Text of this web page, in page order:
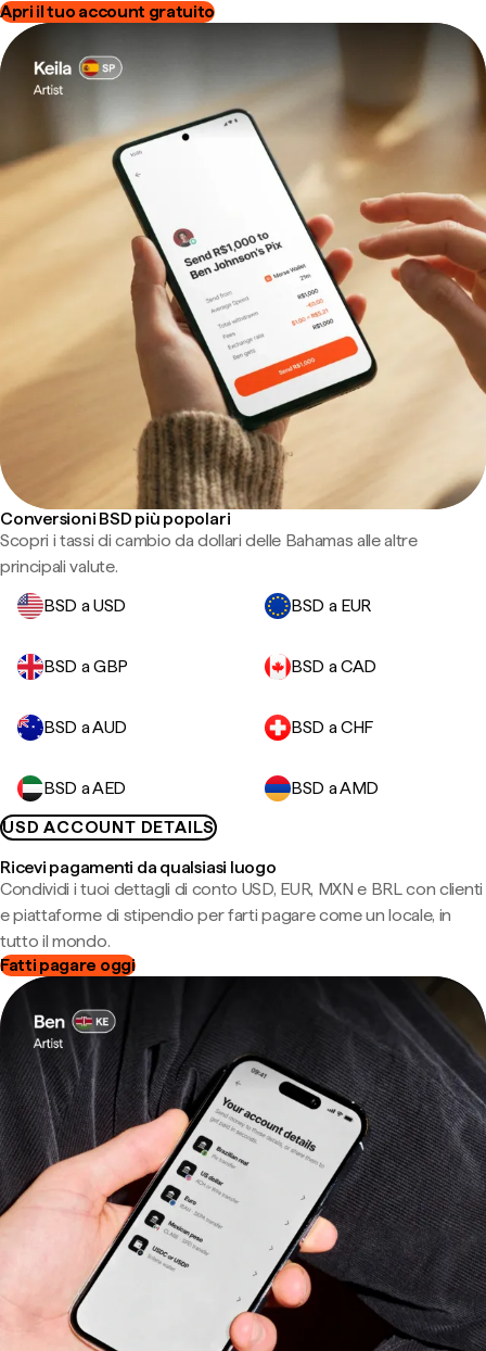
Apri il tuo account gratuito
Conversioni BSD più popolari
Scopri i tassi di cambio da dollari delle Bahamas alle altre
principali valute.
BSD a USD
BSD a EUR
BSD a GBP BSD a CAD
BSD a AUD BSD a CHF
BSD a AED
BSD a AMD
USD ACCOUNT DETAILS
Ricevi pagamenti da qualsiasi luogo
Condividi i tuoi dettagli di conto USD, EUR, MXN e BRL con clienti
e piattaforme di stipendio per farti pagare come un locale, in
tutto il mondo.
Fatti pagare oggi